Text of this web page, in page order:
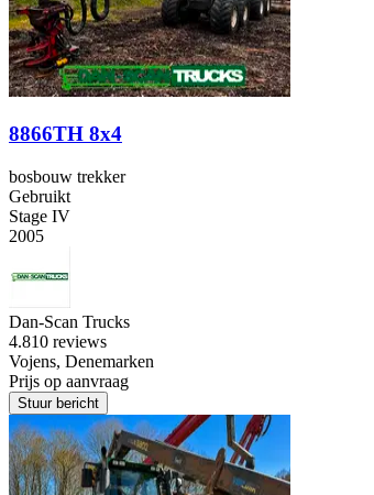
8866TH 8x4
bosbouw trekker
Gebruikt
Stage IV
2005
Dan-Scan Trucks
4.810 reviews
Vojens, Denemarken
Prijs op aanvraag
Stuur bericht